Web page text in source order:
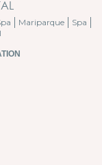
Mariparque
Spa